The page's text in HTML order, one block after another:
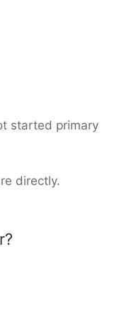
started primary
directly.